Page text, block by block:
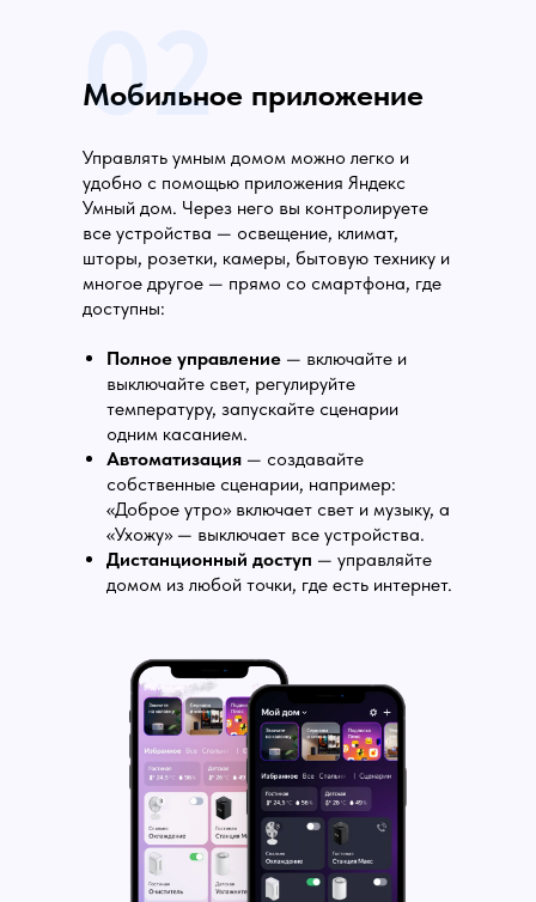
Мобильное приложение
Управлять умным домом можно легко и
удобно с помощью приложения Яндекс
Умный дом. Через него вы контролируете
все устройства — освещение, климат,
шторы, розетки, камеры, бытовую технику и
многое другое — прямо со смартфона, где
доступны:
Полное управление — включайте и
выключайте свет, регулируйте
температуру, запускайте сценарии
одним касанием.
Автоматизация — создавайте
собственные сценарии, например:
«Доброе утро» включает свет и музыку, а
«Ухожу» — выключает все устройства.
Дистанционный доступ — управляйте
домом из любой точки, где есть интернет.
02